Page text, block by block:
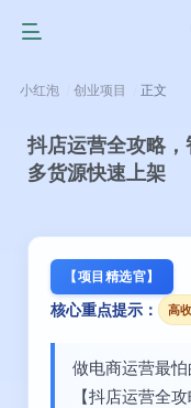
小红泡 创业项目 正文
抖店运营全攻略
多货源快速上架
【项目精选官】
核心重点提示： 高
做电商运营最
【抖店运营全